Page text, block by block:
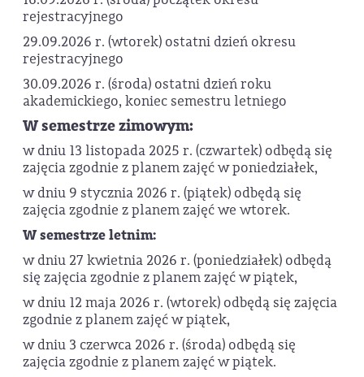
rejestracyjnego
29.09.2026 r. (wtorek) ostatni dzień okresu
rejestracyjnego
30.09.2026 r. (środa) ostatni dzień roku
akademickiego, koniec semestru letniego
W semestrze zimowym:
w dniu 13 listopada 2025 r. (czwartek) odbędą się
zajęcia zgodnie z planem zajęć w poniedziałek,
w dniu 9 stycznia 2026 r. (piątek) odbędą się
zajęcia zgodnie z planem zajęć we wtorek.
W semestrze letnim:
w dniu 27 kwietnia 2026 r. (poniedziałek) odbędą
się zajęcia zgodnie z planem zajęć w piątek,
w dniu 12 maja 2026 r. (wtorek) odbędą się zajęcia
zgodnie z planem zajęć w piątek,
w dniu 3 czerwca 2026 r. (środa) odbędą się
zajęcia zgodnie z planem zajęć w piątek.